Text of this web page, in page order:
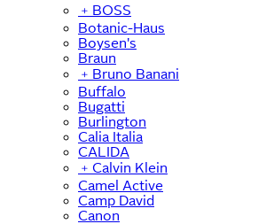
﹢ BOSS
Botanic-Haus
Boysen's
Braun
﹢ Bruno Banani
Buffalo
Bugatti
Burlington
Calia Italia
CALIDA
﹢ Calvin Klein
Camel Active
Camp David
Canon